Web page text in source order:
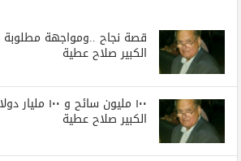
قصة نجاح ..ومواجهة
الكبير صلاح عطية
١٠٠ مليون
الكبير صلاح عطية